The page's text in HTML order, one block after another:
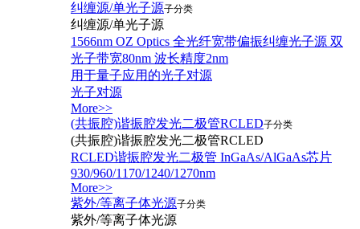
纠缠源/单光子源子分类
纠缠源/单光子源
1566nm OZ Optics 全光纤宽带偏振纠缠光子源 双
光子带宽80nm 波长精度2nm
用于量子应用的光子对源
光子对源
More>>
(共振腔)谐振腔发光二极管RCLED子分类
(共振腔)谐振腔发光二极管RCLED
RCLED谐振腔发光二极管 InGaAs/AlGaAs芯片
930/960/1170/1240/1270nm
More>>
紫外/等离子体光源子分类
紫外/等离子体光源